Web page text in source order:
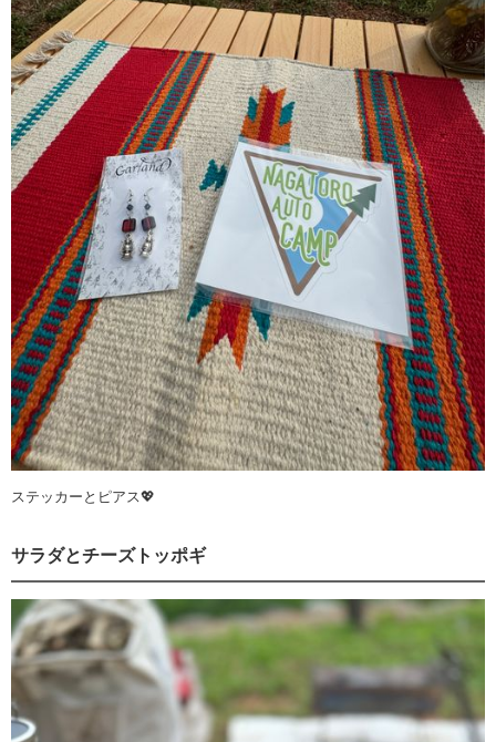
ステッカーとピアス💖
サラダとチーズトッポギ